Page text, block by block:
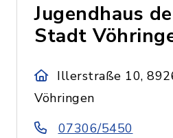
Jugendhaus
Stadt
Illerstraße 10,
Vöhringen
07306/5450